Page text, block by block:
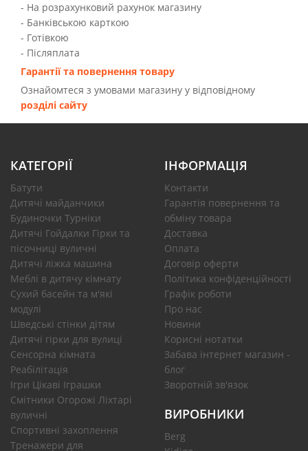
- На розрахунковий рахунок магазину
- Банківською карткою
- Готівкою
- Післяплата
Гарантії та повернення товару
Ознайомтеся з умовами магазину у відповідному
розділі сайту
КАТЕГОРІЇ
Батути
Дитячі майданчики
Будиночки Турніки
Дитячі Гойдалки Гірки та
пісочниці вуличні
Дитячі ліжка машина
Меблі в дитячу кімнату
Сухий басейн та м'які
модулі
Шведські стінки дітям
Дитячі гірки для вулиці
Сенсорна кімната
Реабілітація
Ігри Цікаві Іграшки
Смітники Огорожі Ліхтарі
вуличні
Спортивні захоплення
Тренажери для
ІНФОРМАЦІЯ
Контакти
Гарантія повернення та
обміну товара
Доставка
Оплата
Договір оферти
Політика конфіденційності
Графік роботи
Про нас
Новини
Корисні нотатки
Забава інтернет магазин -
блог
Зворотній зв'язок
ВИРОБНИКИ
Berg